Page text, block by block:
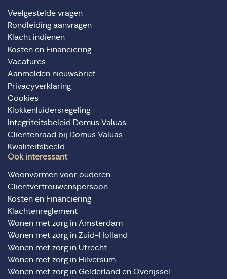
Veelgestelde vragen
Rondleiding aanvragen
Klacht indienen
Kosten en Financiering
Vacatures
Aanmelden nieuwsbrief
Privacyverklaring
Cookies
Klokkenluidersregeling
Integriteitsbeleid Domus Valuas
Cliëntenraad bij Domus Valuas
Kwaliteitsbeeld
Ook interessant
Woonvormen voor ouderen
Cliëntvertrouwenspersoon
Kosten en Financiering
Klachtenreglement
Wonen met zorg in Amsterdam
Wonen met zorg in Zuid-Holland
Wonen met zorg in Utrecht
Wonen met zorg in Hilversum
Wonen met zorg in Gelderland en Overijssel